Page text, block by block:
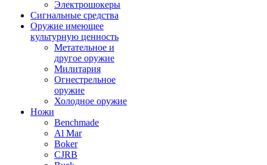
Электрошокеры
Сигнальные средства
Оружие имеющее
культурную ценность
Метательное и
другое оружие
Милитария
Огнестрельное
оружие
Холодное оружие
Ножи
Benchmade
Al Mar
Boker
CJRB